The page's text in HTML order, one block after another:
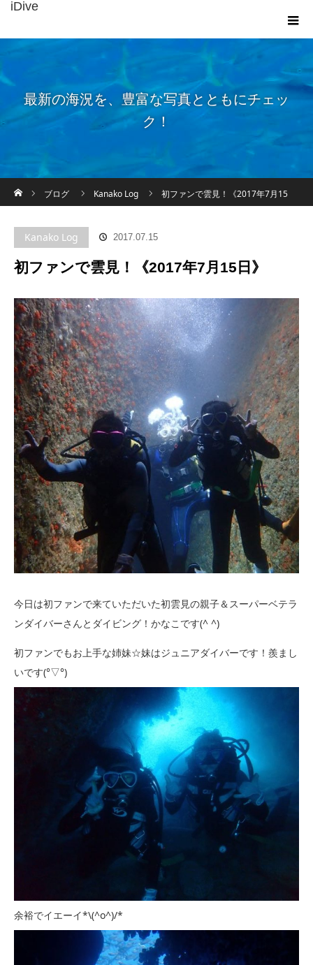
iDive
最新の海況を、豊富な写真とともにチェッ
ク！
ブログ
Kanako Log 初ファンで雲見！《2017年7月15
Kanako Log 2017.07.15
初ファンで雲見！《2017年7月15日》
今日は初ファンで来ていただいた初雲見の親子＆スーパーベテラ
ンダイバーさんとダイビング！かなこです(^ ^)
初ファンでもお上手な姉妹☆妹はジュニアダイバーです！羨まし
いです(°▽°)
余裕でイエーイ*\(^o^)/*